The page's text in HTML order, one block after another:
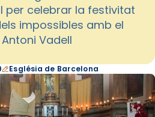
per celebrar la festivitat
impossibles amb el
Vadell
Església de Barcelona